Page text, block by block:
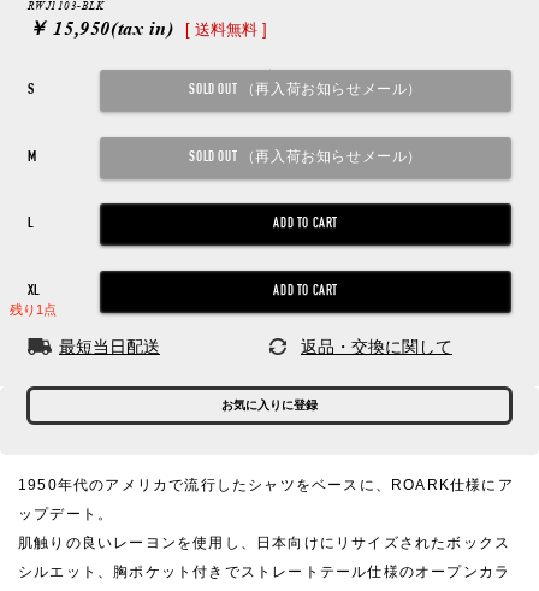
RWJ1103-BLK
￥ 15,950(tax in) [ 送料無料 ]
S
M
L
XL
残り1点
最短当日配送 返品・交換に関して
お気に入りに登録
1950年代のアメリカで流行したシャツをベースに、ROARK仕様にア
ップデート。
肌触りの良いレーヨンを使用し、日本向けにリサイズされたボックス
シルエット、胸ポケット付きでストレートテール仕様のオープンカラ